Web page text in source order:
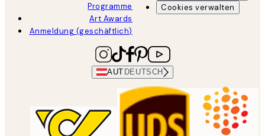
Programme
Art Awards
Anmeldung (geschäftlich)
Cookies verwalten
AUT DEUTSCH